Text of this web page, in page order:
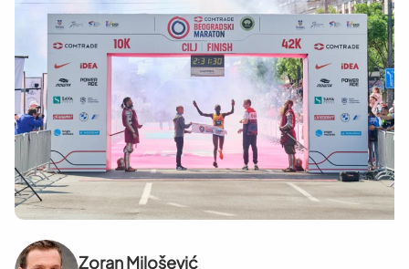
Zoran Milošević